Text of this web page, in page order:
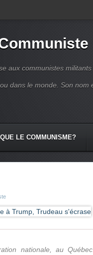
aux communistes
dans le monde. Son nom
LE COMMUNISME?
nationale, au